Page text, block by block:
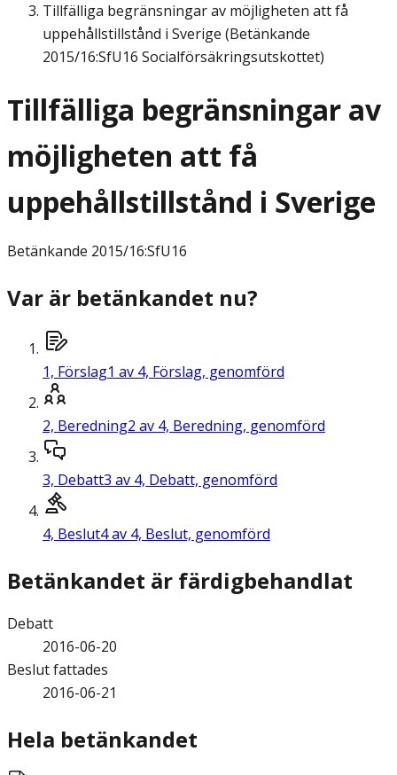
Tillfälliga begränsningar av möjligheten att få
uppehållstillstånd i Sverige (Betänkande
2015/16:SfU16 Socialförsäkringsutskottet)
Tillfälliga begränsningar av
möjligheten att få
uppehållstillstånd i Sverige
Betänkande 2015/16:SfU16
Var är betänkandet nu?
1, Förslag1 av 4, Förslag, genomförd
2, Beredning2 av 4, Beredning, genomförd
3, Debatt3 av 4, Debatt, genomförd
4, Beslut4 av 4, Beslut, genomförd
Betänkandet är färdigbehandlat
Debatt
2016-06-20
Beslut fattades
2016-06-21
Hela betänkandet